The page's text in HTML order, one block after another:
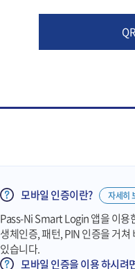
모바일 인증이란? 자세히
Pass-Ni Smart Login 앱을 이용
생체인증, 패턴, PIN 인증을 거
있습니다.
모바일 인증을 이용 하시려